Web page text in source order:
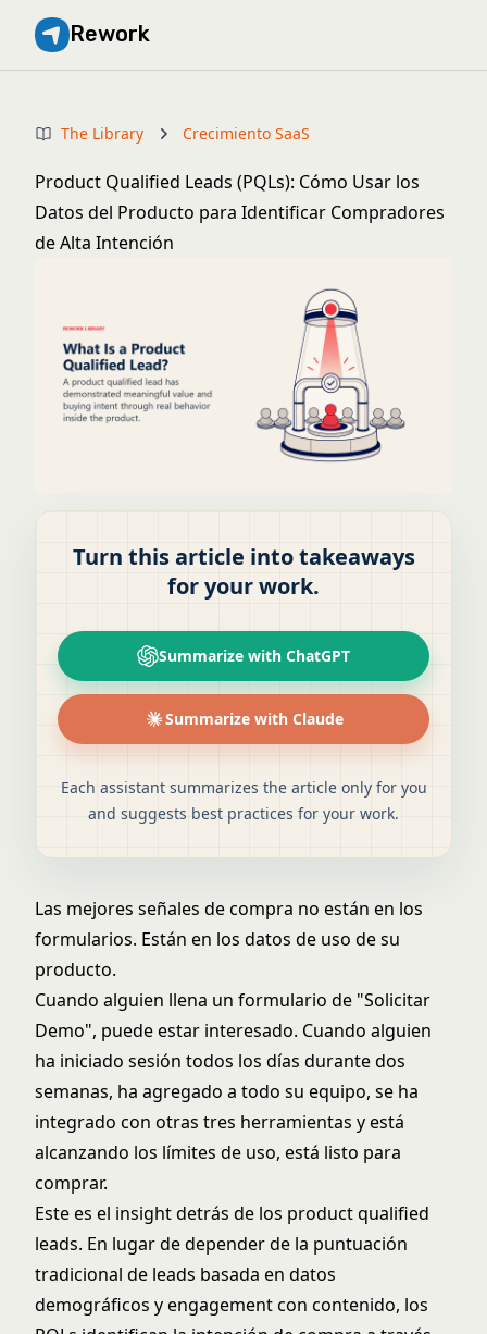
Rework
The Library Crecimiento SaaS
Product Qualified Leads (PQLs): Cómo Usar los
Datos del Producto para Identificar Compradores
de Alta Intención
Turn this article into takeaways
for your work.
Summarize with ChatGPT
Summarize with Claude
Each assistant summarizes the article only for you
and suggests best practices for your work.
Las mejores señales de compra no están en los
formularios. Están en los datos de uso de su
producto.
Cuando alguien llena un formulario de "Solicitar
Demo", puede estar interesado. Cuando alguien
ha iniciado sesión todos los días durante dos
semanas, ha agregado a todo su equipo, se ha
integrado con otras tres herramientas y está
alcanzando los límites de uso, está listo para
comprar.
Este es el insight detrás de los product qualified
leads. En lugar de depender de la puntuación
tradicional de leads basada en datos
demográficos y engagement con contenido, los